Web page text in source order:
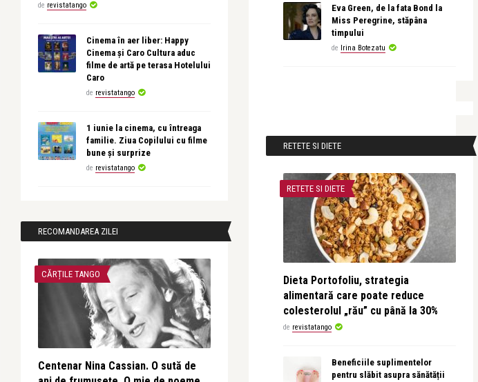
de revistatango
Cinema în aer liber: Happy
Cinema și Caro Cultura aduc
filme de artă pe terasa Hotelului
Caro
de revistatango
1 iunie la cinema, cu întreaga
familie. Ziua Copilului cu filme
bune și surprize
de revistatango
RECOMANDAREA ZILEI
CĂRȚILE TANGO
Centenar Nina Cassian. O sută de
Eva Green, de la fata Bond la
Miss Peregrine, stăpâna
timpului
de Irina Botezatu
RETETE SI DIETE
RETETE SI DIETE
Dieta Portofoliu, strategia
alimentară care poate reduce
colesterolul „rău” cu până la 30%
de revistatango
Beneficiile suplimentelor
pentru slăbit asupra sănătății